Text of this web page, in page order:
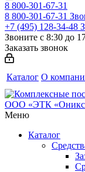
8 800-301-67-31
8 800-301-67-31
+7 (495) 128-34-48
Звоните с 8:30 до
Заказать звонок
Каталог О
Меню
Каталог